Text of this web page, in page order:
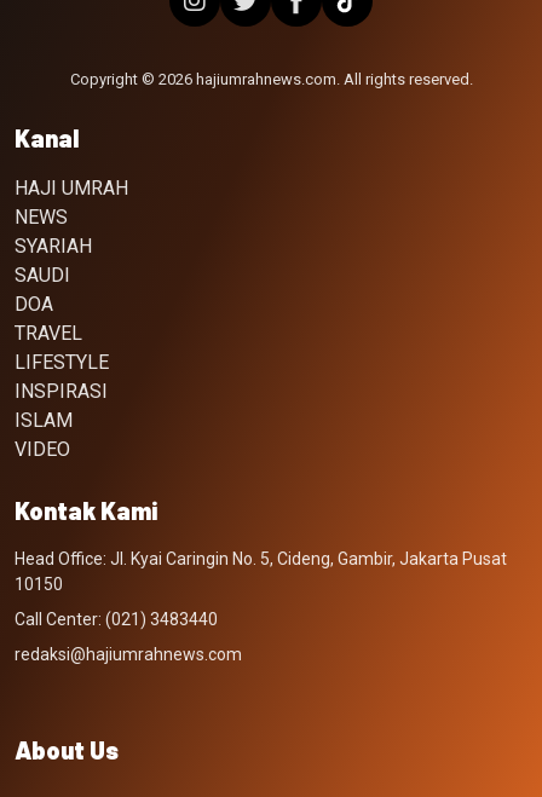
Copyright © 2026 hajiumrahnews.com. All rights reserved.
Kanal
HAJI UMRAH
NEWS
SYARIAH
SAUDI
DOA
TRAVEL
LIFESTYLE
INSPIRASI
ISLAM
VIDEO
Kontak Kami
Head Office: Jl. Kyai Caringin No. 5, Cideng, Gambir, Jakarta Pusat
10150
Call Center: (021) 3483440
redaksi@hajiumrahnews.com
About Us